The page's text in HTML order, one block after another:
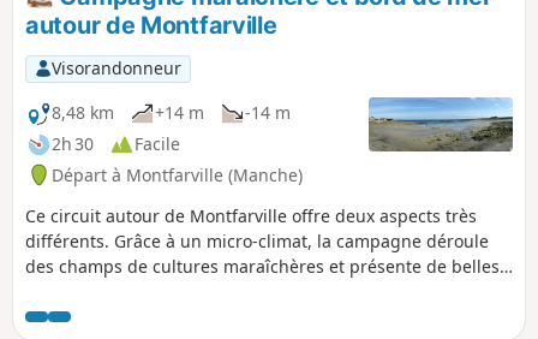
Centre Permanent d'Initiative pour
l'Environnement du Cotentin.
autour de Montfarville
Visorandonneur
8,48 km
+14 m
-14 m
2h 30
Facile
Départ à Montfarville (Manche)
Ce circuit autour de Montfarville offre deux aspects très
différents. Grâce à un micro-climat, la campagne déroule
des champs de cultures maraîchères et présente de belles
côte rocheuse bordée de belles plages. Au départ ou à